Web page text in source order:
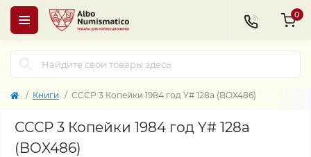
0
Книги СССР 3 Копейки 1984 год Y# 128a (BOX486)
СССР 3 Копейки 1984 год Y# 128a
(BOX486)